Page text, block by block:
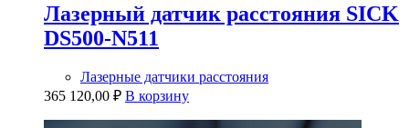
Лазерный датчик расстояния SICK
DS500-N511
Лазерные датчики расстояния
365 120,00 ₽ В корзину